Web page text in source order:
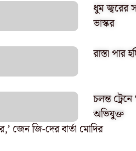
ধুম জ্বরের
ভাস্কর
রাস্তা পার
চলন্ত
অভিযুক্ত
জেন জি-দের বার্তা মোদির